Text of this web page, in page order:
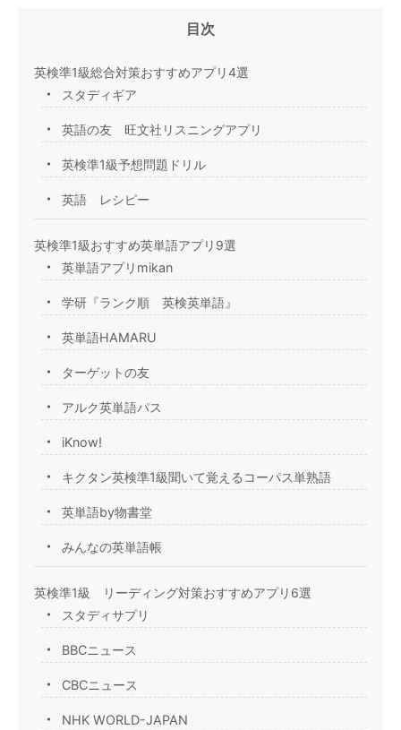
目次
英検準1級総合対策おすすめアプリ4選
スタディギア
英語の友 旺文社リスニングアプリ
英検準1級予想問題ドリル
英語 レシピー
英検準1級おすすめ英単語アプリ9選
英単語アプリmikan
学研『ランク順 英検英単語』
英単語HAMARU
ターゲットの友
アルク英単語パス
iKnow!
キクタン英検準1級聞いて覚えるコーパス単熟語
英単語by物書堂
みんなの英単語帳
英検準1級 リーディング対策おすすめアプリ6選
スタディサプリ
BBCニュース
CBCニュース
NHK WORLD-JAPAN